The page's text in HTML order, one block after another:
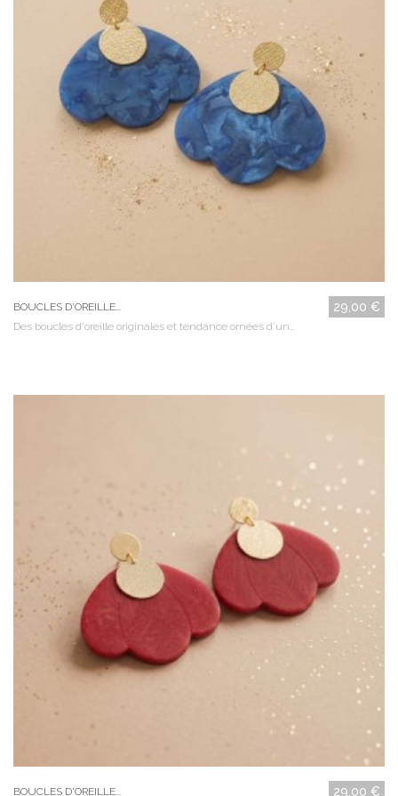
BOUCLES D'OREILLE... 29,00 €
Des boucles d'oreille originales et tendance ornées d'un...
BOUCLES D'OREILLE... 29,00 €